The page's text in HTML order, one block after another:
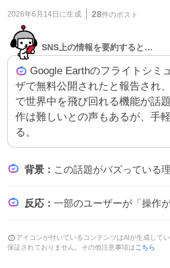
2026年6月14日 に生成 28件のポスト
SNS上の情報を要約すると…
Google Earthのフライトシミ
ザで無料公開されたと報告され
で世界中を飛び回れる機能が話
作は難しいとの声もあるが、手
る。
背景 ： この話題がバズっている理由は、従来はデスクトップ版のみで提供されていたフライトシミュレーターが、Webブラウザだけで利用できるようになり、イン
反応 ： 一部のユーザーが「操作がむずい」「無料で試せるのが嬉しい」「ブラウザだけで飛べるのはすごい」とコメントし、操作難
アイコンが付いているコンテンツはAIが生成して
保証されておりません。その他注意事項は こちら